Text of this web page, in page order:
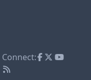
Connect: